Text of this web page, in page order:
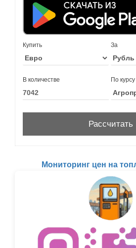
Купить За
В количестве По
Мониторинг цен на